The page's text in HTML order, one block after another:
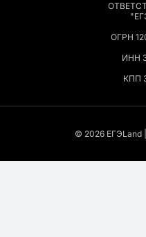
ОГРН
ИНН
КПП
© 2026 EГЭLand